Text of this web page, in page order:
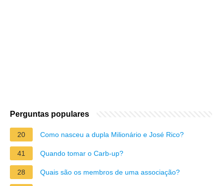
Perguntas populares
20 Como nasceu a dupla Milionário e José Rico?
41 Quando tomar o Carb-up?
28 Quais são os membros de uma associação?